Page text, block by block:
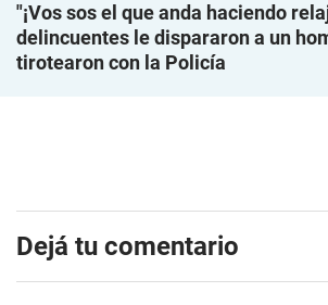
"¡Vos sos el que anda haciendo
delincuentes le dispararon a un
tirotearon con la Policía
Dejá tu comentario